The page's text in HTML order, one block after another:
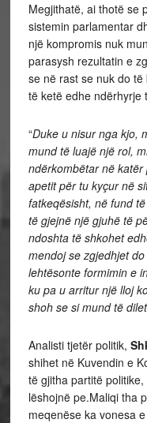
Megjithatë, ai thotë se
sistemin parlamentar
një kompromis nuk
parasysh rezultatin e
se në rast se nuk do
të ketë edhe ndërhyrje
“Duke u nisur nga kjo,
mund të luajë një rol,
ndërkombëtar në
apetit për tu kyçur në
fatkeqësisht, në fund
të gjejnë një gjuhë të
ndoshta të shkohet
mendoj se zgjedhjet
lehtësonte formimin e
ku pa u arritur një lloj
shoh se si mund të
Analisti tjetër politik,
shihet në Kuvendin e
të gjitha partitë
lëshojnë pe.Maliqi tha
meqenëse ka vonesa